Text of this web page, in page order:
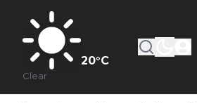
20°C
Clear